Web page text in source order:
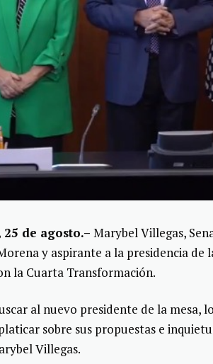
25 de agosto.– Marybel Villegas,
y aspirante a la presidencia de
la Cuarta Transformación.
al nuevo presidente de la mesa,
sobre sus propuestas e
Villegas.